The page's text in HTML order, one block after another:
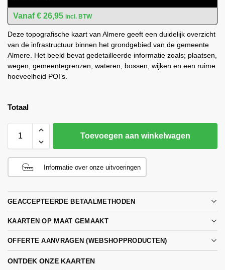
€ 26,95 incl. BTW
Deze topografische kaart van Almere geeft een duidelijk overzicht
van de infrastructuur binnen het grondgebied van de gemeente
Almere. Het beeld bevat gedetailleerde informatie zoals; plaatsen,
wegen, gemeentegrenzen, wateren, bossen, wijken en een ruime
hoeveelheid POI’s.
Totaal
Toevoegen aan winkelwagen
Informatie over onze uitvoeringen
GEACCEPTEERDE BETAALMETHODEN
KAARTEN OP MAAT GEMAAKT
OFFERTE AANVRAGEN (WEBSHOPPRODUCTEN)
ONTDEK ONZE KAARTEN